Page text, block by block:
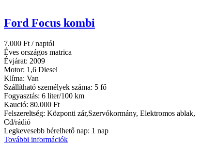
Ford Focus kombi
7.000 Ft / naptól
Éves országos matrica
Évjárat: 2009
Motor: 1,6 Diesel
Klíma: Van
Szállítható személyek száma: 5 fő
Fogyasztás: 6 liter/100 km
Kaució: 80.000 Ft
Felszereltség: Központi zár,Szervókormány, Elektromos ablak,
Cd/rádió
Legkevesebb bérelhető nap: 1 nap
További információk